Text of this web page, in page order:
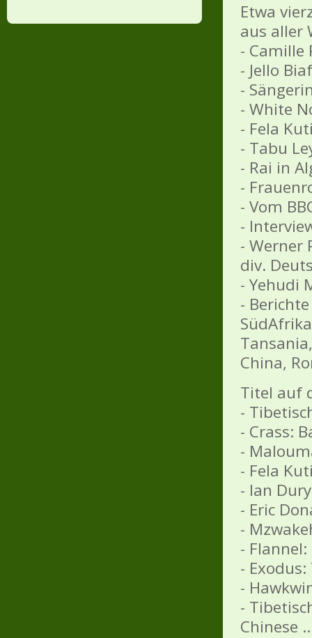
Etwa
aus aller
- Camille
- Jello
-
- White
- Fela
- Tabu
- Rai in
-
- Vom
-
- Werner
div.
- Yehudi
-
China,
Titel auf
-
- Crass:
-
- Fela
- Ian
- Eric
-
-
-
-
-
Chinese